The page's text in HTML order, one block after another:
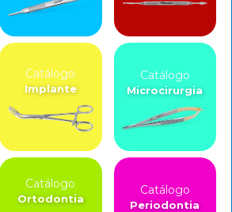
Catálogo
Implante
Catálogo
Microcirurgia
Catálogo
Ortodontia
Catálogo
Periodontia